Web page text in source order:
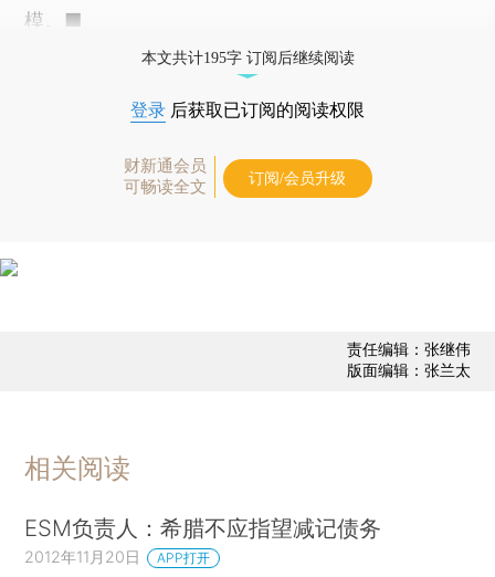
模。■
本文共计195字 订阅后继续阅读
登录 后获取已订阅的阅读权限
财新通会员
可畅读全文
订阅/会员升级
责任编辑：张继伟
版面编辑：张兰太
相关阅读
ESM负责人：希腊不应指望减记债务
2012年11月20日 APP打开